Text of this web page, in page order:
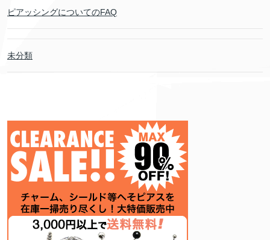
ピアッシングについてのFAQ
未分類